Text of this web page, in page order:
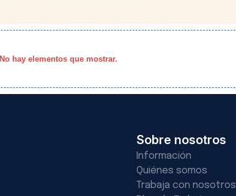
No hay elementos que mostrar.
Sobre nosotros
Información
Quiénes somos
Trabaja con nosotros